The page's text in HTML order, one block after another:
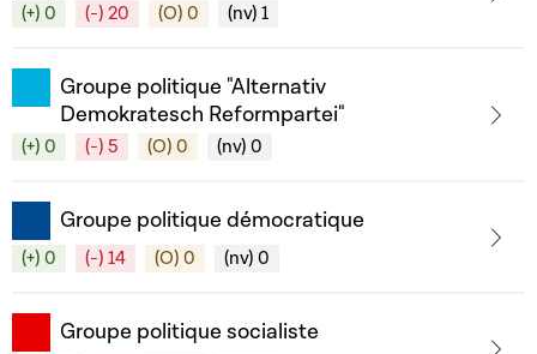
(+) 0 (-) 20 (O) 0 (nv) 1
Groupe politique "Alternativ
Demokratesch Reformpartei"
(+) 0 (-) 5 (O) 0 (nv) 0
Groupe politique démocratique
(+) 0 (-) 14 (O) 0 (nv) 0
Groupe politique socialiste